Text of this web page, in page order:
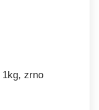
zrno